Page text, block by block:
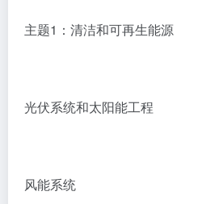
主题1：清洁和可再生能源
光伏系统和太阳能工程
风能系统